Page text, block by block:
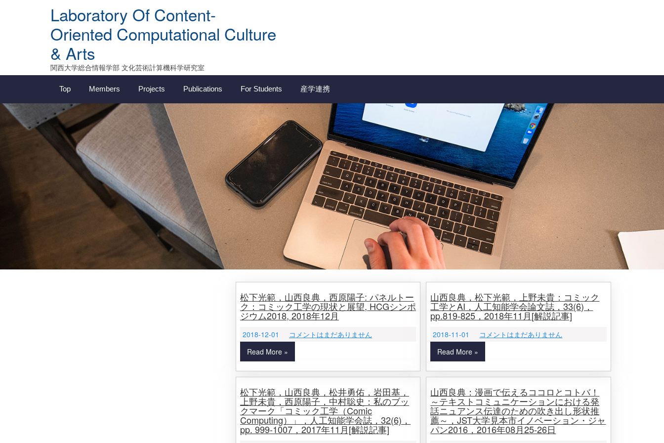
Laboratory Of Content-
Oriented Computational Culture
& Arts
関西大学総合情報学部 文化芸術計算機科学研究室
Top Members Projects Publications For Students 産学連携
松下光範，山西良典，西原陽子: パネルトー
ク：コミック工学の現状と展望, HCGシンポ
ジウム2018, 2018年12月
2018-12-01
コメントはまだありません
Read More »
山西良典，松下光範，上野未貴：コミック
工学とAI，人工知能学会論文誌，33(6)，
pp.819-825，2018年11月[解説記事]
2018-11-01
コメントはまだありません
Read More »
松下光範，山西良典，松井勇佑，岩田基，
上野未貴，西原陽子，中村聡史：私のブッ
クマーク「コミック工学（Comic
Computing）」，人工知能学会誌，32(6)，
pp. 999-1007，2017年11月[解説記事]
山西良典：漫画で伝えるココロとコトバ！
～テキストコミュニケーションにおける発
話ニュアンス伝達のための吹き出し形状推
薦～，JST大学見本市イノベーション・ジャ
パン2016，2016年08月25‐26日